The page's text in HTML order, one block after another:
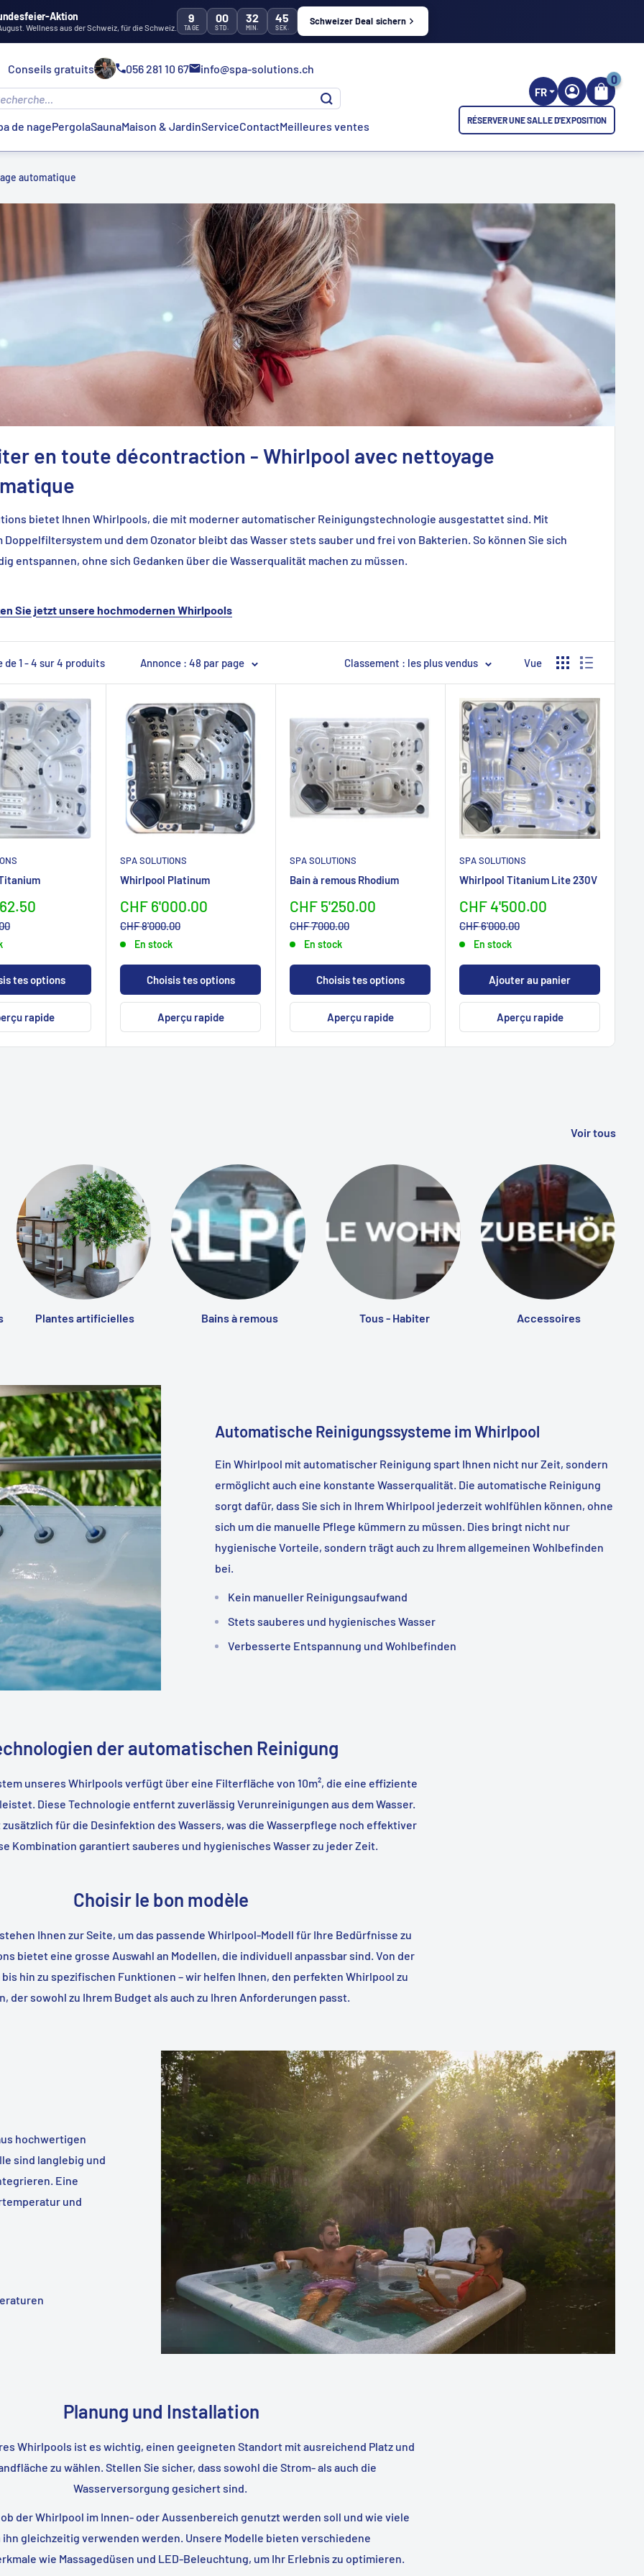
Aktion
Wellness aus der Schweiz, für die Schweiz.
9
TAGE
00
STD.
32
MIN.
43
SEK.
Schweizer Deal sichern
Conseils gratuits 056 281 10 67 info@spa-solutions.ch
de nagePergolaSaunaMaison & JardinServiceContactMeilleures ventes
FR
0
RÉSERVER UNE SALLE D'EXPOSITION
automatique
en toute décontraction - Whirlpool avec nettoyage
bietet Ihnen Whirlpools, die mit moderner automatischer Reinigungstechnologie ausgestattet sind. Mit
Doppelfiltersystem und dem Ozonator bleibt das Wasser stets sauber und frei von Bakterien. So können Sie sich
entspannen, ohne sich Gedanken über die Wasserqualität machen zu müssen.
Sie jetzt unsere hochmodernen Whirlpools
de 1 - 4 sur 4 produits Annonce : 48 par page Classement : les plus vendus Vue
tes options
rapide
SPA SOLUTIONS
Whirlpool Platinum
Sonderpreis
CHF 6'000.00
Normalpreis
CHF 8'000.00
En stock
Choisis tes options
Aperçu rapide
SPA SOLUTIONS
Bain à remous Rhodium
Sonderpreis
CHF 5'250.00
Normalpreis
CHF 7'000.00
En stock
Choisis tes options
Aperçu rapide
SPA SOLUTIONS
Whirlpool Titanium Lite 230V
Sonderpreis
CHF 4'500.00
Normalpreis
CHF 6'000.00
En stock
Ajouter au panier
Aperçu rapide
Voir tous
Plantes artificielles Bains à remous Tous - Habiter Accessoires
Automatische Reinigungssysteme im Whirlpool
Ein Whirlpool mit automatischer Reinigung spart Ihnen nicht nur Zeit, sondern
ermöglicht auch eine konstante Wasserqualität. Die automatische Reinigung
sorgt dafür, dass Sie sich in Ihrem Whirlpool jederzeit wohlfühlen können, ohne
sich um die manuelle Pflege kümmern zu müssen. Dies bringt nicht nur
hygienische Vorteile, sondern trägt auch zu Ihrem allgemeinen Wohlbefinden
bei.
Kein manueller Reinigungsaufwand
Stets sauberes und hygienisches Wasser
Verbesserte Entspannung und Wohlbefinden
der automatischen Reinigung
unseres Whirlpools verfügt über eine Filterfläche von 10m², die eine effiziente
Diese Technologie entfernt zuverlässig Verunreinigungen aus dem Wasser.
zusätzlich für die Desinfektion des Wassers, was die Wasserpflege noch effektiver
Kombination garantiert sauberes und hygienisches Wasser zu jeder Zeit.
Choisir le bon modèle
Ihnen zur Seite, um das passende Whirlpool-Modell für Ihre Bedürfnisse zu
bietet eine grosse Auswahl an Modellen, die individuell anpassbar sind. Von der
bis hin zu spezifischen Funktionen – wir helfen Ihnen, den perfekten Whirlpool zu
der sowohl zu Ihrem Budget als auch zu Ihren Anforderungen passt.
hochwertigen
sind langlebig und
Eine
und
Planung und Installation
Whirlpools ist es wichtig, einen geeigneten Standort mit ausreichend Platz und
zu wählen. Stellen Sie sicher, dass sowohl die Strom- als auch die
Wasserversorgung gesichert sind.
der Whirlpool im Innen- oder Aussenbereich genutzt werden soll und wie viele
ihn gleichzeitig verwenden werden. Unsere Modelle bieten verschiedene
wie Massagedüsen und LED-Beleuchtung, um Ihr Erlebnis zu optimieren.